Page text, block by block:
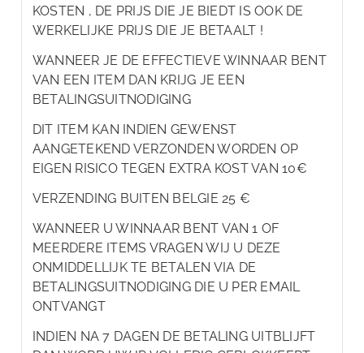
KOSTEN , DE PRIJS DIE JE BIEDT IS OOK DE
WERKELIJKE PRIJS DIE JE BETAALT !
WANNEER JE DE EFFECTIEVE WINNAAR BENT
VAN EEN ITEM DAN KRIJG JE EEN
BETALINGSUITNODIGING
DIT ITEM KAN INDIEN GEWENST
AANGETEKEND VERZONDEN WORDEN OP
EIGEN RISICO TEGEN EXTRA KOST VAN 10€
VERZENDING BUITEN BELGIE 25 €
WANNEER U WINNAAR BENT VAN 1 OF
MEERDERE ITEMS VRAGEN WIJ U DEZE
ONMIDDELLIJK TE BETALEN VIA DE
BETALINGSUITNODIGING DIE U PER EMAIL
ONTVANGT
INDIEN NA 7 DAGEN DE BETALING UITBLIJFT